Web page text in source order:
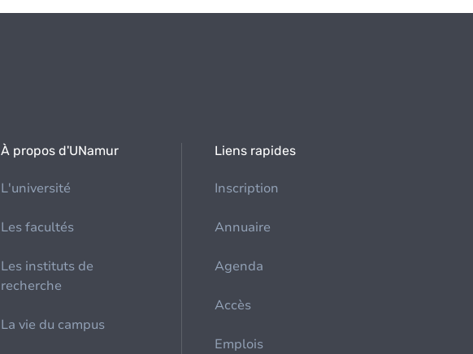
À propos d'UNamur
L'université
Les facultés
Les instituts de
recherche
La vie du campus
Liens rapides
Inscription
Annuaire
Agenda
Accès
Emplois